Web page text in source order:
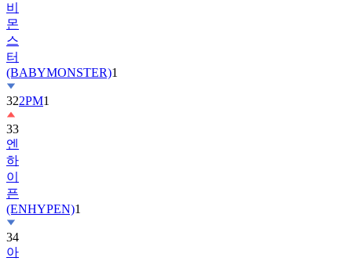
비
몬
스
터
(BABYMONSTER)1
322PM1
33
엔
하
이
픈
(ENHYPEN)1
34
아